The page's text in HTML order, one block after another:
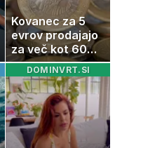
Kovanec za 5
evrov prodajajo
za več kot 60
evrov: navijači in
zbiratelji ga že
iščejo
DOMINVRT.SI